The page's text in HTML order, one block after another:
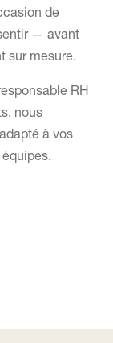
de
— avant
sur mesure.
RH
nous
à vos